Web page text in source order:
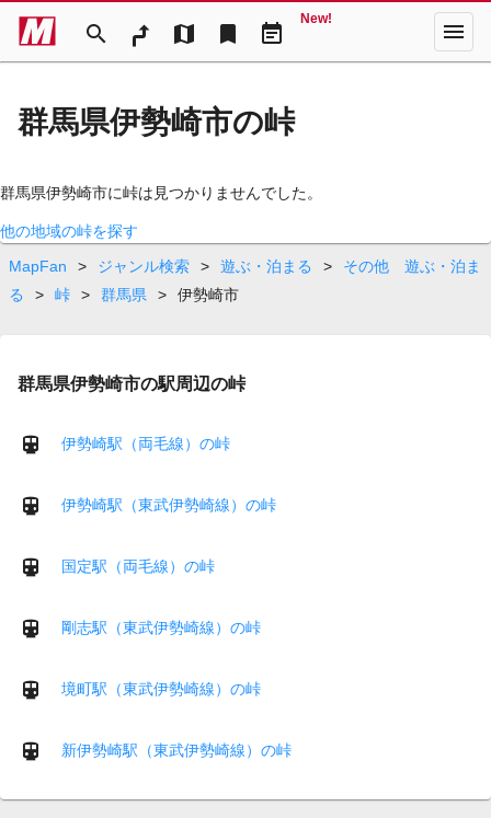
search map bookmark event_note
New! menu
群馬県伊勢崎市の峠
群馬県伊勢崎市に峠は見つかりませんでした。
他の地域の峠を探す
MapFan
> ジャンル検索 > 遊ぶ・泊まる >
その他 遊ぶ・泊ま
る
> 峠 > 群馬県 > 伊勢崎市
群馬県伊勢崎市の駅周辺の峠
伊勢崎駅（両毛線）の峠
伊勢崎駅（東武伊勢崎線）の峠
国定駅（両毛線）の峠
剛志駅（東武伊勢崎線）の峠
境町駅（東武伊勢崎線）の峠
新伊勢崎駅（東武伊勢崎線）の峠